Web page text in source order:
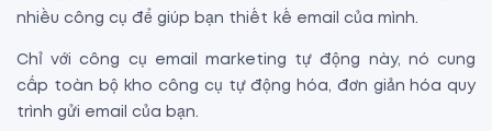
nhiều công cụ để giúp bạn thiết kế email của mình.
Chỉ với công cụ email marketing tự động này, nó cung
cấp toàn bộ kho công cụ tự động hóa, đơn giản hóa quy
trình gửi email của bạn.